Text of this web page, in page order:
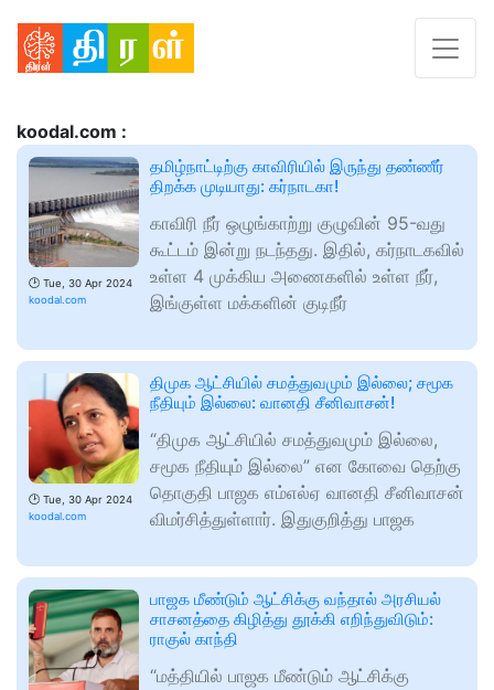
koodal.com :
🕑 Tue, 30 Apr 2024
koodal.com
தமிழ்நாட்டிற்கு காவிரியில் இருந்து தண்ணீர்
திறக்க முடியாது: கர்நாடகா!
காவிரி நீர் ஒழுங்காற்று குழுவின் 95-வது
கூட்டம் இன்று நடந்தது. இதில், கர்நாடகவில்
உள்ள 4 முக்கிய அணைகளில் உள்ள நீர்,
இங்குள்ள மக்களின் குடிநீர்
🕑 Tue, 30 Apr 2024
koodal.com
திமுக ஆட்சியில் சமத்துவமும் இல்லை; சமூக
நீதியும் இல்லை: வானதி சீனிவாசன்!
“திமுக ஆட்சியில் சமத்துவமும் இல்லை,
சமூக நீதியும் இல்லை” என கோவை தெற்கு
தொகுதி பாஜக எம்எல்ஏ வானதி சீனிவாசன்
விமர்சித்துள்ளார். இதுகுறித்து பாஜக
பாஜக மீண்டும் ஆட்சிக்கு வந்தால் அரசியல்
சாசனத்தை கிழித்து தூக்கி எறிந்துவிடும்:
ராகுல் காந்தி
“மத்தியில் பாஜக மீண்டும் ஆட்சிக்கு